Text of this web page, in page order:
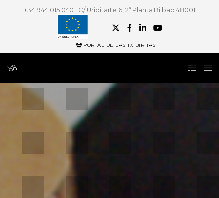
+34 944 015 040 | C/ Uribitarte 6, 2ª Planta Bilbao 48001
PORTAL DE LAS TXIBIRITAS